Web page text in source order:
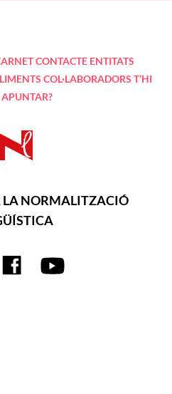
CONTACTE ENTITATS
COL·LABORADORS T’HI
LA NORMALITZACIÓ